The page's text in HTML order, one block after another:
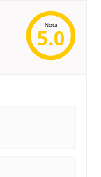
Nota
5.0